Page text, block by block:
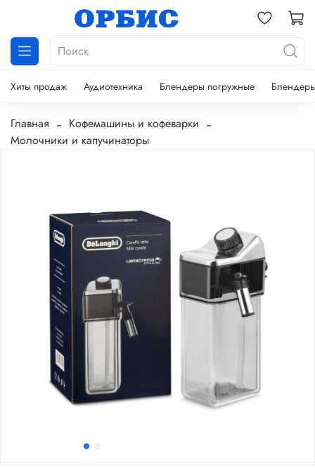
Хиты продаж Аудиотехника Блендеры погружные
Главная
Кофемашины и кофеварки
Молочники и капучинаторы